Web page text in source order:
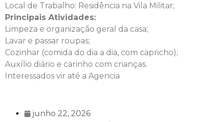
Local de Trabalho: Residência na Vila Militar;
Principais Atividades:
Limpeza e organização geral da casa;
Lavar e passar roupas;
Cozinhar (comida do dia a dia, com capricho);
Auxílio diário e carinho com crianças.
Interessados vir até a Agencia
junho 22, 2026